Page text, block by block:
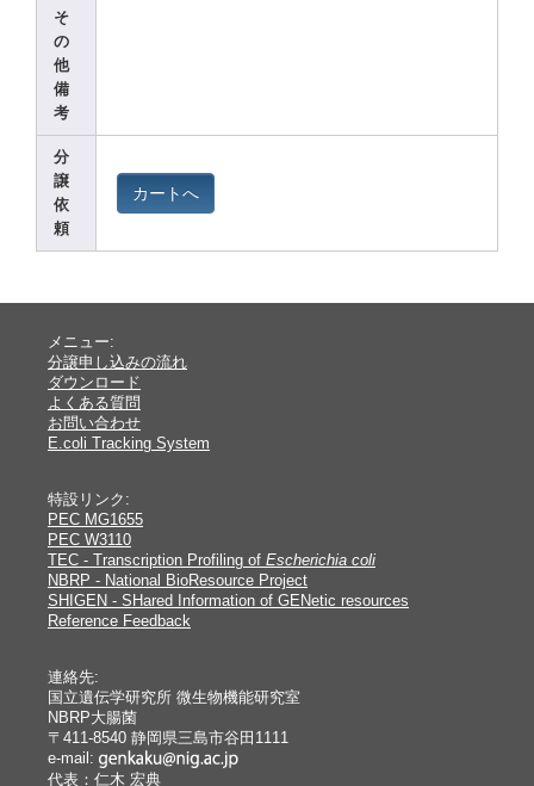
そ
の
他
備
考
分
譲
依
頼
カートへ
メニュー:
分譲申し込みの流れ
ダウンロード
よくある質問
お問い合わせ
E.coli Tracking System
特設リンク:
PEC MG1655
PEC W3110
TEC - Transcription Profiling of Escherichia coli
NBRP - National BioResource Project
SHIGEN - SHared Information of GENetic resources
Reference Feedback
連絡先:
国立遺伝学研究所 微生物機能研究室
NBRP大腸菌
〒411-8540 静岡県三島市谷田1111
e-mail:
代表：仁木 宏典